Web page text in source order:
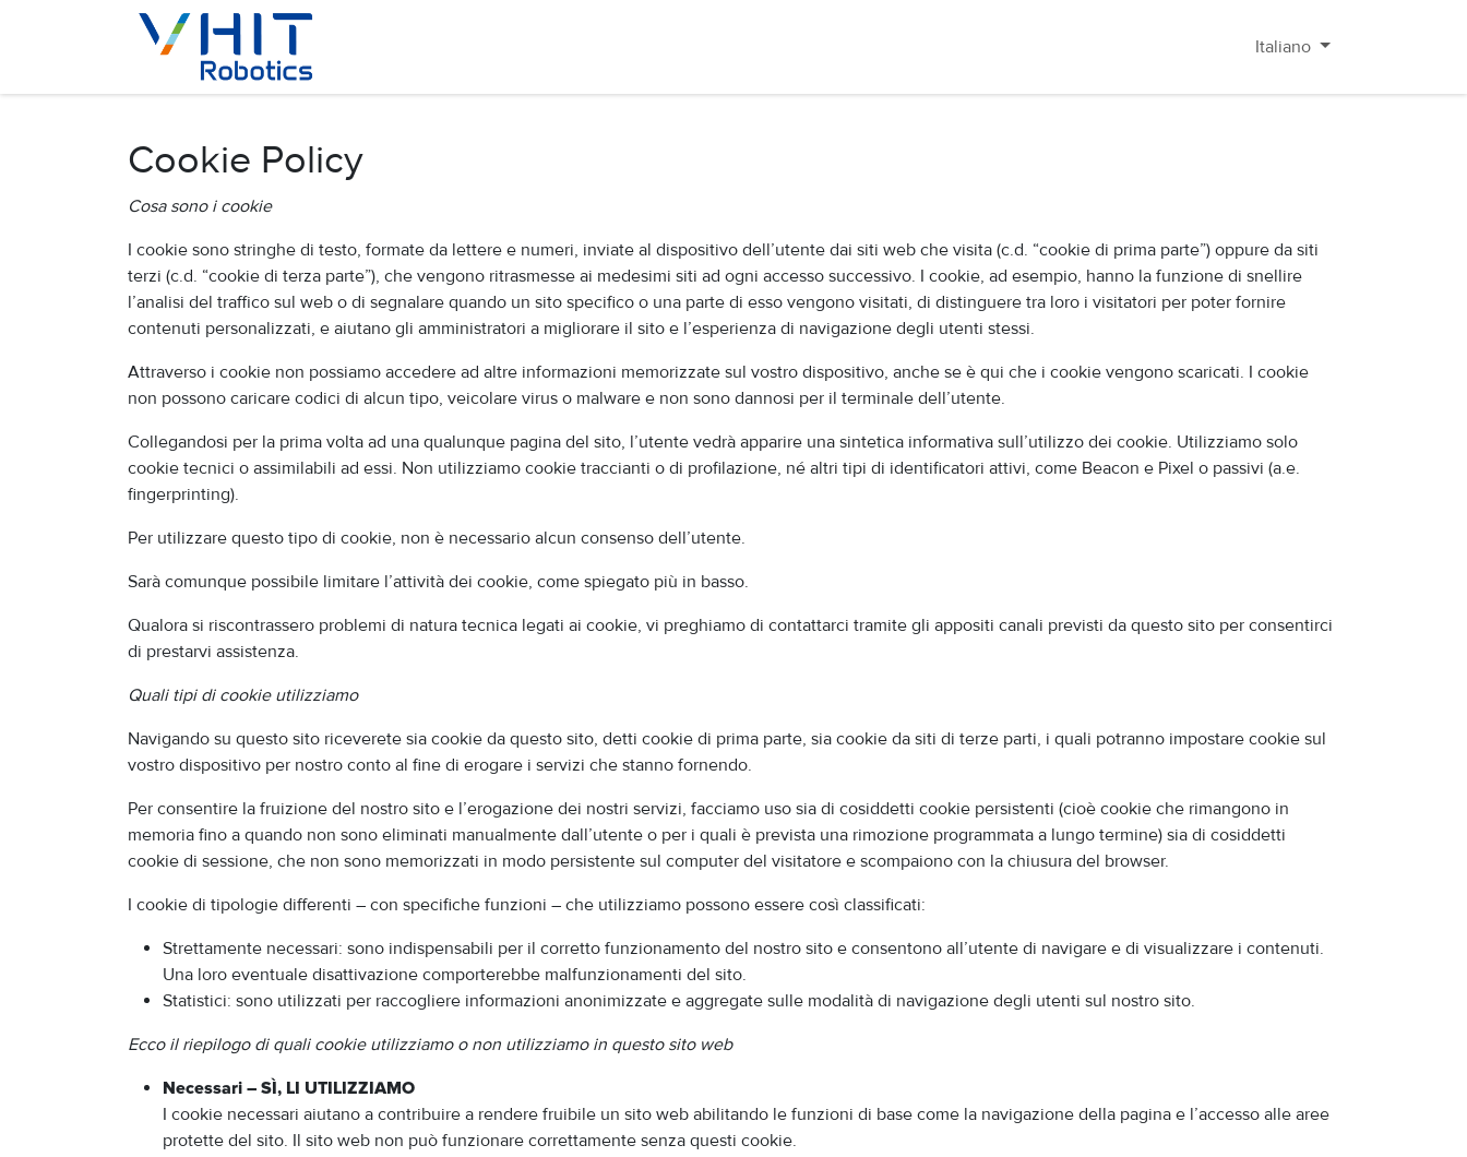
Passa al contenuto
Italiano
Cookie Policy
Cosa sono i cookie
I cookie sono stringhe di testo, formate da lettere e numeri, inviate al dispositivo dell’utente dai siti web che visita (c.d. “cookie di prima parte”) oppure da siti
terzi (c.d. “cookie di terza parte”), che vengono ritrasmesse ai medesimi siti ad ogni accesso successivo. I cookie, ad esempio, hanno la funzione di snellire
l’analisi del traffico sul web o di segnalare quando un sito specifico o una parte di esso vengono visitati, di distinguere tra loro i visitatori per poter fornire
contenuti personalizzati, e aiutano gli amministratori a migliorare il sito e l’esperienza di navigazione degli utenti stessi.
Attraverso i cookie non possiamo accedere ad altre informazioni memorizzate sul vostro dispositivo, anche se è qui che i cookie vengono scaricati. I cookie
non possono caricare codici di alcun tipo, veicolare virus o malware e non sono dannosi per il terminale dell’utente.
Collegandosi per la prima volta ad una qualunque pagina del sito, l’utente vedrà apparire una sintetica informativa sull’utilizzo dei cookie. Utilizziamo solo
cookie tecnici o assimilabili ad essi. Non utilizziamo cookie traccianti o di profilazione, né altri tipi di identificatori attivi, come Beacon e Pixel o passivi (a.e.
fingerprinting).
Per utilizzare questo tipo di cookie, non è necessario alcun consenso dell’utente.
Sarà comunque possibile limitare l’attività dei cookie, come spiegato più in basso.
Qualora si riscontrassero problemi di natura tecnica legati ai cookie, vi preghiamo di contattarci tramite gli appositi canali previsti da questo sito per consentirci
di prestarvi assistenza.
Quali tipi di cookie utilizziamo
Navigando su questo sito riceverete sia cookie da questo sito, detti cookie di prima parte, sia cookie da siti di terze parti, i quali potranno impostare cookie sul
vostro dispositivo per nostro conto al fine di erogare i servizi che stanno fornendo.
Per consentire la fruizione del nostro sito e l’erogazione dei nostri servizi, facciamo uso sia di cosiddetti cookie persistenti (cioè cookie che rimangono in
memoria fino a quando non sono eliminati manualmente dall’utente o per i quali è prevista una rimozione programmata a lungo termine) sia di cosiddetti
cookie di sessione, che non sono memorizzati in modo persistente sul computer del visitatore e scompaiono con la chiusura del browser.
I cookie di tipologie differenti – con specifiche funzioni – che utilizziamo possono essere così classificati:
Strettamente necessari: sono indispensabili per il corretto funzionamento del nostro sito e consentono all’utente di navigare e di visualizzare i contenuti.
Una loro eventuale disattivazione comporterebbe malfunzionamenti del sito.
Statistici: sono utilizzati per raccogliere informazioni anonimizzate e aggregate sulle modalità di navigazione degli utenti sul nostro sito.
Ecco il riepilogo di quali cookie utilizziamo o non utilizziamo in questo sito web
Necessari – SÌ, LI UTILIZZIAMO
I cookie necessari aiutano a contribuire a rendere fruibile un sito web abilitando le funzioni di base come la navigazione della pagina e l’accesso alle aree
protette del sito. Il sito web non può funzionare correttamente senza questi cookie.